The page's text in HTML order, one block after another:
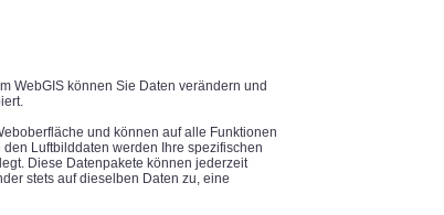
WebGIS können Sie Daten verändern und
und können auf alle Funktionen
Luftbilddaten werden Ihre spezifischen
Diese Datenpakete können jederzeit
stets auf dieselben Daten zu, eine